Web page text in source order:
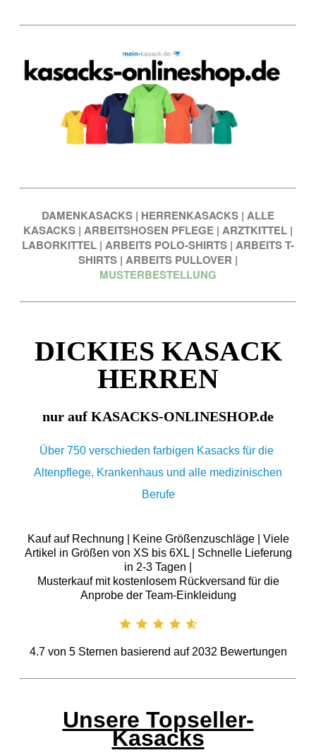
DAMENKASACKS | HERRENKASACKS | ALLE
KASACKS | ARBEITSHOSEN PFLEGE | ARZTKITTEL |
LABORKITTEL | ARBEITS POLO-SHIRTS | ARBEITS T-
SHIRTS | ARBEITS PULLOVER |
MUSTERBESTELLUNG
DICKIES KASACK
HERREN
nur auf KASACKS-ONLINESHOP.de
Über 750 verschieden farbigen Kasacks für die
Altenpflege, Krankenhaus und alle medizinischen
Berufe
Kauf auf Rechnung | Keine Größenzuschläge | Viele
Artikel in Größen von XS bis 6XL | Schnelle Lieferung
in 2-3 Tagen |
Musterkauf mit kostenlosem Rückversand für die
Anprobe der Team-Einkleidung
4.7von 5Sternen basierend auf 2032 Bewertungen
Unsere Topseller-
Kasacks